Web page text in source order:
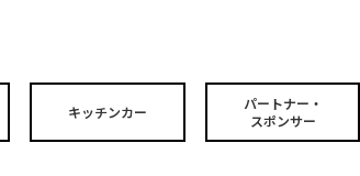
キッチンカー
パートナー・
スポンサー